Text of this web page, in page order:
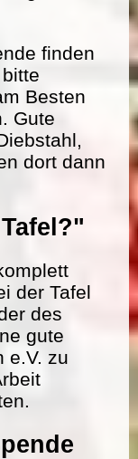
finden
Besten
Gute
dort dann
der Tafel
des
gute
e.V. zu